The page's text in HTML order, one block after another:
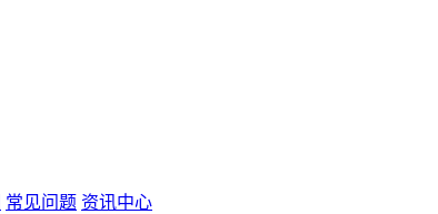
常见问题 资讯中心